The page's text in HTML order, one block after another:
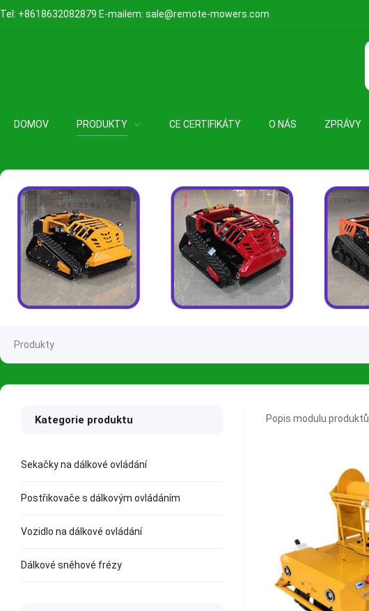
Tel: +8618632082879 E-mailem: sale@remote-mowers.com
DOMOV PRODUKTY CE CERTIFIKÁTY O NÁS ZPRÁVY
Produkty
Popis modulu produktů
Kategorie produktu
Sekačky na dálkové ovládání
Postřikovače s dálkovým ovládáním
Vozidlo na dálkové ovládání
Dálkové sněhové frézy